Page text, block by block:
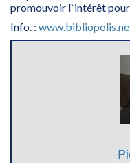
promouvoir l`intérêt pour
Info. :